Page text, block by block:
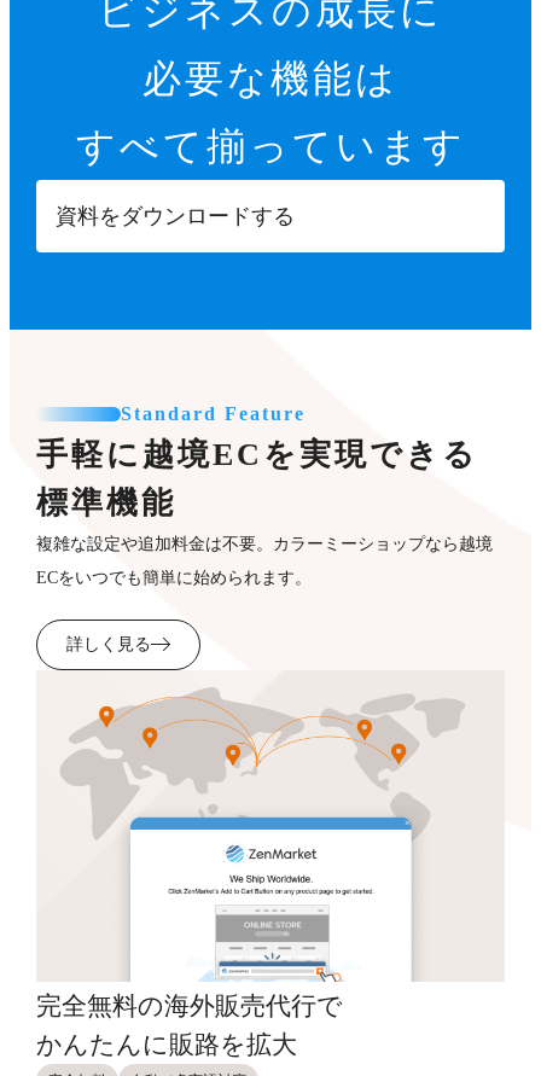
ビジネスの成長に
必要な機能は
すべて揃っています
資料をダウンロードする
Standard Feature
手軽に越境ECを実現できる
標準機能
複雑な設定や追加料金は不要。カラーミーショップなら越境
ECをいつでも簡単に始められます。
詳しく見る
完全無料の海外販売代行で
かんたんに販路を拡大